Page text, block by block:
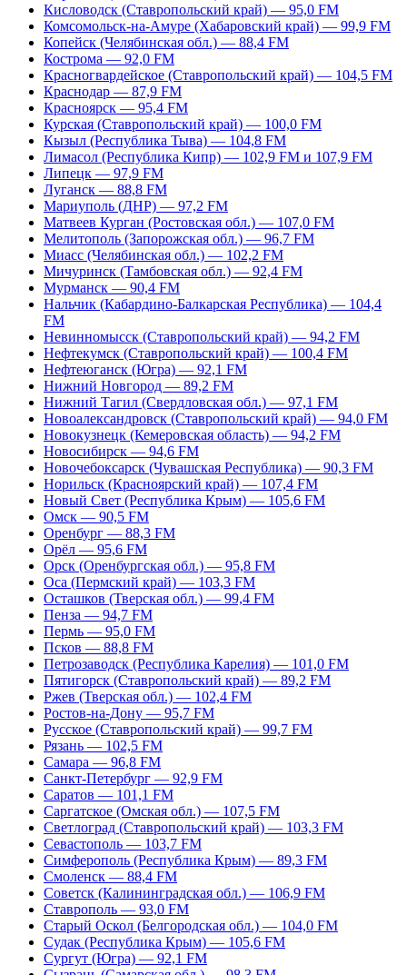
Кисловодск (Ставропольский край) — 95,0 FM
Комсомольск-на-Амуре (Хабаровский край) — 99,9 FM
Копейск (Челябинская обл.) — 88,4 FM
Кострома — 92,0 FM
Красногвардейское (Ставропольский край) — 104,5 FM
Краснодар — 87,9 FM
Красноярск — 95,4 FM
Курская (Ставропольский край) — 100,0 FM
Кызыл (Республика Тыва) — 104,8 FM
Лимасол (Республика Кипр) — 102,9 FM и 107,9 FM
Липецк — 97,9 FM
Луганск — 88,8 FM
Мариуполь (ДНР) — 97,2 FM
Матвеев Курган (Ростовская обл.) — 107,0 FM
Мелитополь (Запорожская обл.) — 96,7 FM
Миасс (Челябинская обл.) — 102,2 FM
Мичуринск (Тамбовская обл.) — 92,4 FM
Мурманск — 90,4 FM
Нальчик (Кабардино-Балкарская Республика) — 104,4
FM
Невинномысск (Ставропольский край) — 94,2 FM
Нефтекумск (Ставропольский край) — 100,4 FM
Нефтеюганск (Югра) — 92,1 FM
Нижний Новгород — 89,2 FM
Нижний Тагил (Свердловская обл.) — 97,1 FM
Новоалександровск (Ставропольский край) — 94,0 FM
Новокузнецк (Кемеровская область) — 94,2 FM
Новосибирск — 94,6 FM
Новочебоксарск (Чувашская Республика) — 90,3 FM
Норильск (Красноярский край) — 107,4 FM
Новый Свет (Республика Крым) — 105,6 FM
Омск — 90,5 FM
Оренбург — 88,3 FM
Орёл — 95,6 FM
Орск (Оренбургская обл.) — 95,8 FM
Оса (Пермский край) — 103,3 FM
Осташков (Тверская обл.) — 99,4 FM
Пенза — 94,7 FM
Пермь — 95,0 FM
Псков — 88,8 FM
Петрозаводск (Республика Карелия) — 101,0 FM
Пятигорск (Ставропольский край) — 89,2 FM
Ржев (Тверская обл.) — 102,4 FM
Ростов-на-Дону — 95,7 FM
Русское (Ставропольский край) — 99,7 FM
Рязань — 102,5 FM
Самара — 96,8 FM
Санкт-Петербург — 92,9 FM
Саратов — 101,1 FM
Саргатское (Омская обл.) — 107,5 FM
Светлоград (Ставропольский край) — 103,3 FM
Севастополь — 103,7 FM
Симферополь (Республика Крым) — 89,3 FM
Смоленск — 88,4 FM
Советск (Калининградская обл.) — 106,9 FM
Ставрополь — 93,0 FM
Старый Оскол (Белгородская обл.) — 104,0 FM
Судак (Республика Крым) — 105,6 FM
Сургут (Югра) — 92,1 FM